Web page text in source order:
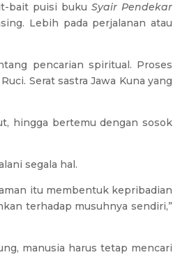
bait puisi buku Syair Pendekar
Lebih pada perjalanan atau
pencarian spiritual. Proses
Serat sastra Jawa Kuna yang
hingga bertemu dengan sosok
segala hal.
itu membentuk kepribadian
terhadap musuhnya sendiri,”
manusia harus tetap mencari